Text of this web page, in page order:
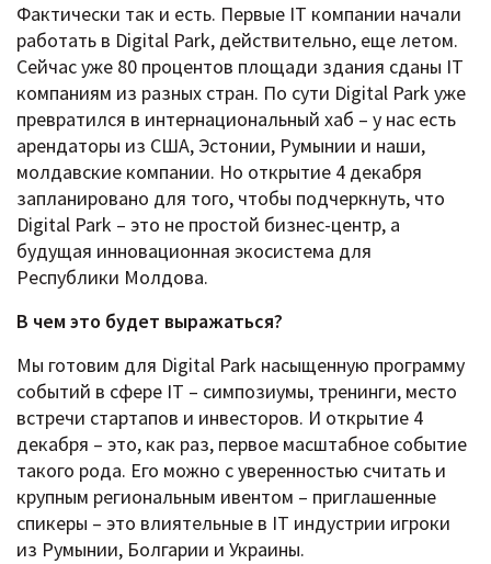
Фактически так и есть. Первые IT компании начали
работать в Digital Park, действительно, еще летом.
Сейчас уже 80 процентов площади здания сданы IT
компаниям из разных стран. По сути Digital Park уже
превратился в интернациональный хаб – у нас есть
арендаторы из США, Эстонии, Румынии и наши,
молдавские компании. Но открытие 4 декабря
запланировано для того, чтобы подчеркнуть, что
Digital Park – это не простой бизнес-центр, а
будущая инновационная экосистема для
Республики Молдова.
В чем это будет выражаться?
Мы готовим для Digital Park насыщенную программу
событий в сфере IT – симпозиумы, тренинги, место
встречи стартапов и инвесторов. И открытие 4
декабря – это, как раз, первое масштабное событие
такого рода. Его можно с уверенностью считать и
крупным региональным ивентом – приглашенные
спикеры – это влиятельные в IT индустрии игроки
из Румынии, Болгарии и Украины.